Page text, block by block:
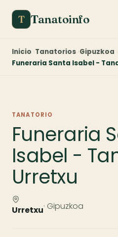
T Tanatoinfo
Inicio Tanatorios Gipuzkoa
Funeraria Santa Isabel -
TANATORIO
Funeraria
Isabel -
Urretxu
Urretxu· Gipuzkoa